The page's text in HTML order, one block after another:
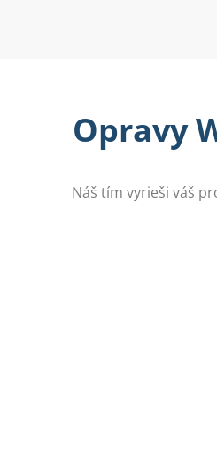
Opravy
Náš tím vyrieši váš